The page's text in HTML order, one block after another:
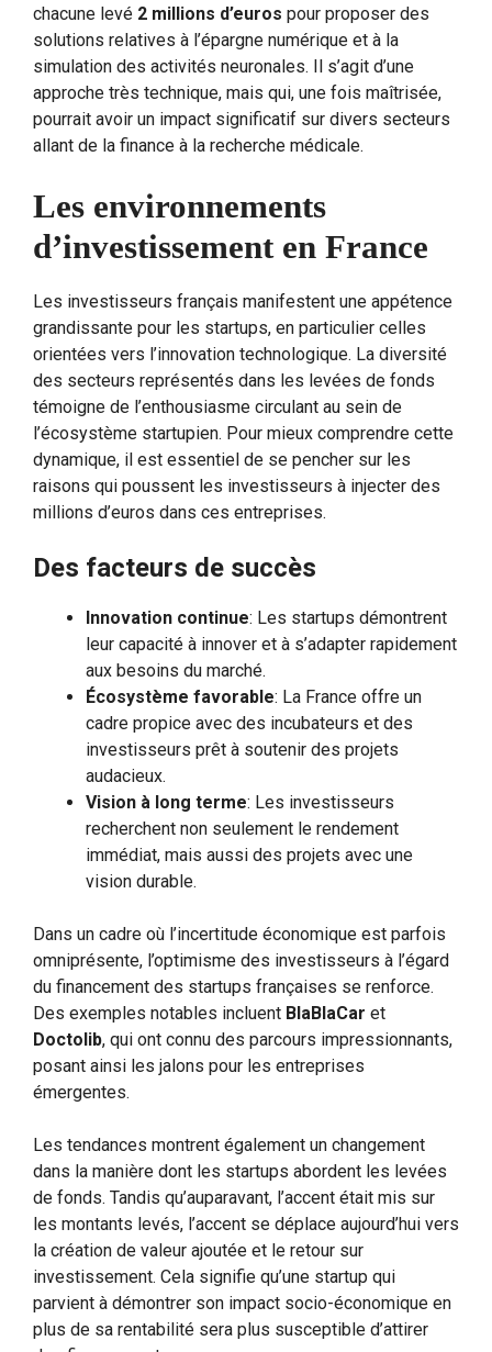
chacune levé 2 millions d’euros pour proposer des
solutions relatives à l’épargne numérique et à la
simulation des activités neuronales. Il s’agit d’une
approche très technique, mais qui, une fois maîtrisée,
pourrait avoir un impact significatif sur divers secteurs
allant de la finance à la recherche médicale.
Les environnements
d’investissement en France
Les investisseurs français manifestent une appétence
grandissante pour les startups, en particulier celles
orientées vers l’innovation technologique. La diversité
des secteurs représentés dans les levées de fonds
témoigne de l’enthousiasme circulant au sein de
l’écosystème startupien. Pour mieux comprendre cette
dynamique, il est essentiel de se pencher sur les
raisons qui poussent les investisseurs à injecter des
millions d’euros dans ces entreprises.
Des facteurs de succès
Innovation continue: Les startups démontrent
leur capacité à innover et à s’adapter rapidement
aux besoins du marché.
Écosystème favorable: La France offre un
cadre propice avec des incubateurs et des
investisseurs prêt à soutenir des projets
audacieux.
Vision à long terme: Les investisseurs
recherchent non seulement le rendement
immédiat, mais aussi des projets avec une
vision durable.
Dans un cadre où l’incertitude économique est parfois
omniprésente, l’optimisme des investisseurs à l’égard
du financement des startups françaises se renforce.
Des exemples notables incluent BlaBlaCar et
Doctolib, qui ont connu des parcours impressionnants,
posant ainsi les jalons pour les entreprises
émergentes.
Les tendances montrent également un changement
dans la manière dont les startups abordent les levées
de fonds. Tandis qu’auparavant, l’accent était mis sur
les montants levés, l’accent se déplace aujourd’hui vers
la création de valeur ajoutée et le retour sur
investissement. Cela signifie qu’une startup qui
parvient à démontrer son impact socio-économique en
plus de sa rentabilité sera plus susceptible d’attirer